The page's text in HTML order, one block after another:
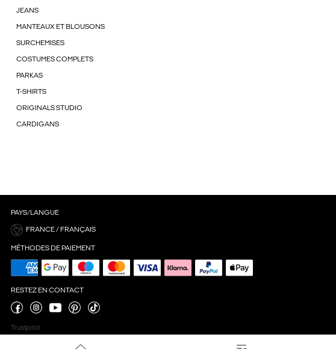
JEANS
MANTEAUX ET BLOUSONS
SURCHEMISES
COSTUMES COMPLETS
PARKAS
T-SHIRTS
ORIGINALS STUDIO
CARDIGANS
PAYS/LANGUE
FRANCE / FRANÇAIS
MÉTHODES DE PAIEMENT
RESTEZ EN CONTACT
Trustpilot